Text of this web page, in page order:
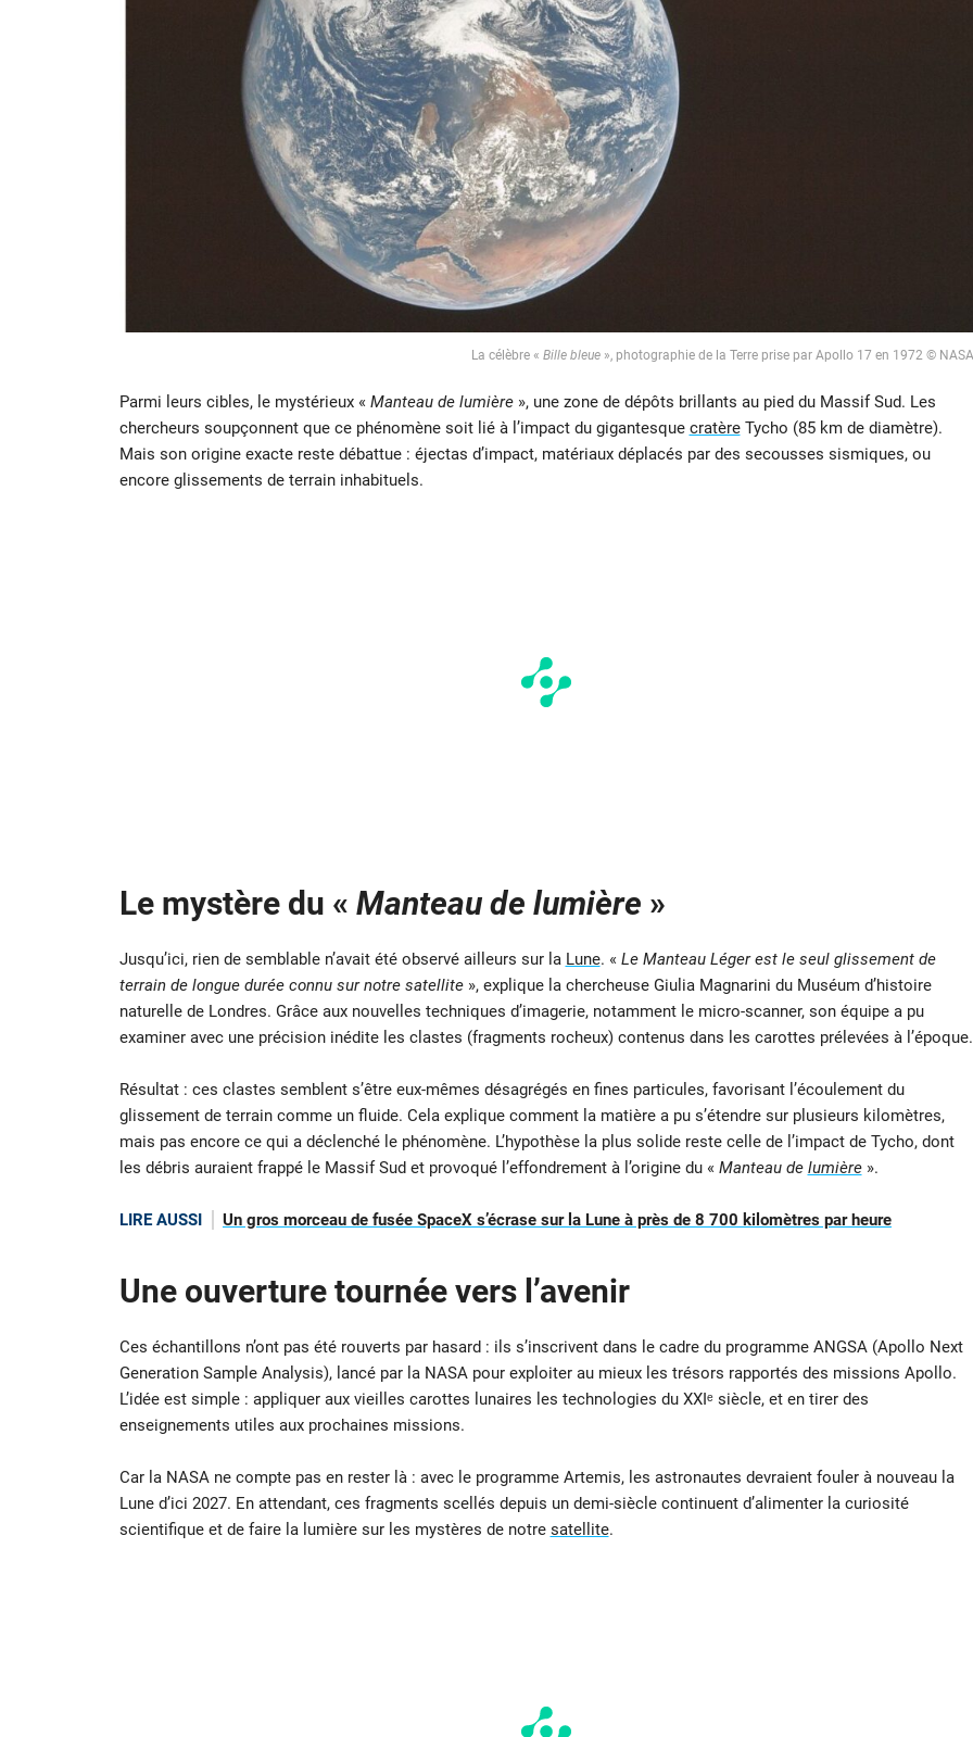
La célèbre « Bille bleue », photographie de la Terre prise par Apollo 17 en 1972 © NASA
Parmi leurs cibles, le mystérieux « Manteau de lumière», une zone de dépôts brillants au pied du Massif Sud. Les
chercheurs soupçonnent que ce phénomène soit lié à l’impact du gigantesque cratèreTycho (85 km de diamètre).
Mais son origine exacte reste débattue : éjectas d’impact, matériaux déplacés par des secousses sismiques, ou
encore glissements de terrain inhabituels.
Le mystère du « Manteau de lumière »
Jusqu’ici, rien de semblable n’avait été observé ailleurs sur la Lune. « Le Manteau Léger est le seul glissement de
terrain de longue durée connu sur notre satellite», explique la chercheuse Giulia Magnarini du Muséum d’histoire
naturelle de Londres. Grâce aux nouvelles techniques d’imagerie, notamment le micro-scanner, son équipe a pu
examiner avec une précision inédite les clastes (fragments rocheux) contenus dans les carottes prélevées à l’époque.
Résultat : ces clastes semblent s’être eux-mêmes désagrégés en fines particules, favorisant l’écoulement du
glissement de terrain comme un fluide. Cela explique comment la matière a pu s’étendre sur plusieurs kilomètres,
mais pas encore ce qui a déclenché le phénomène. L’hypothèse la plus solide reste celle de l’impact de Tycho, dont
les débris auraient frappé le Massif Sud et provoqué l’effondrement à l’origine du « Manteau de lumière».
LIRE AUSSI Un gros morceau de fusée SpaceX s’écrase sur la Lune à près de 8 700 kilomètres par heure
Une ouverture tournée vers l’avenir
Ces échantillons n’ont pas été rouverts par hasard : ils s’inscrivent dans le cadre du programme ANGSA (Apollo Next
Generation Sample Analysis), lancé par la NASA pour exploiter au mieux les trésors rapportés des missions Apollo.
L’idée est simple : appliquer aux vieilles carottes lunaires les technologies du XXIᵉ siècle, et en tirer des
enseignements utiles aux prochaines missions.
Car la NASA ne compte pas en rester là : avec le programme Artemis, les astronautes devraient fouler à nouveau la
Lune d’ici 2027. En attendant, ces fragments scellés depuis un demi-siècle continuent d’alimenter la curiosité
scientifique et de faire la lumière sur les mystères de notre satellite.